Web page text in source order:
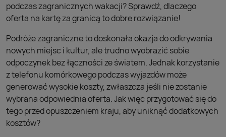
podczas zagranicznych wakacji? Sprawdź, dlaczego
oferta na kartę za granicą to dobre rozwiązanie!
Podróże zagraniczne to doskonała okazja do odkrywania
nowych miejsc i kultur, ale trudno wyobrazić sobie
odpoczynek bez łączności ze światem. Jednak korzystanie
z telefonu komórkowego podczas wyjazdów może
generować wysokie koszty, zwłaszcza jeśli nie zostanie
wybrana odpowiednia oferta. Jak więc przygotować się do
tego przed opuszczeniem kraju, aby uniknąć dodatkowych
kosztów?